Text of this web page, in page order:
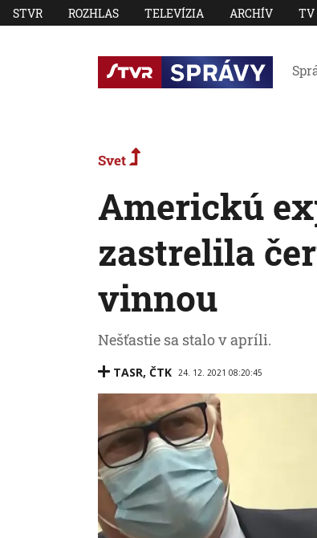
STVR ROZHLAS TELEVÍZIA ARCHÍV TV
Svet
Americkú
zastrelila
vinnou
Nešťastie sa stalo v apríli.
TASR, ČTK 24. 12. 2021 08:20:45